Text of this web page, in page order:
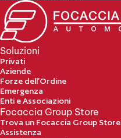
Soluzioni
Privati
Aziende
Forze dell’Ordine
Emergenza
Enti e Associazioni
Focaccia Group Store
Trova un Focaccia Group Store
Assistenza